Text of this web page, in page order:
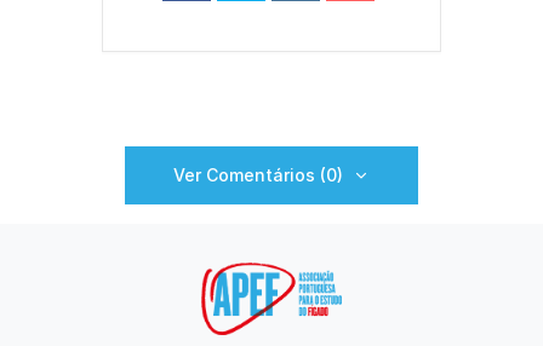
Ver Comentários (0)